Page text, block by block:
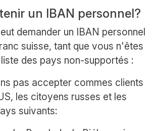
un IBAN personnel?
demander un IBAN personnel
suisse, tant que vous n'êtes
des pays non-supportés :
pas accepter commes clients
les citoyens russes et les
suivants: